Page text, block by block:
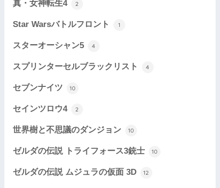
真・女神転生4 2
Star Warsバトルフロント 1
スターオーシャン5 4
スプリンターセルブラックリスト 4
セブンナイツ 10
セインツロウ4 2
世界樹と不思議のダンジョン 10
ゼルダの伝説 トライフォース3銃士 10
ゼルダの伝説 ムジュラの仮面 3D 12